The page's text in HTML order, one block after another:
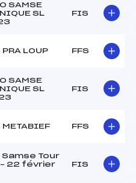
SAMSE
SL
FIS
LOUP FFS
SAMSE
SL
FIS
FFS
Tour
22 février
FIS